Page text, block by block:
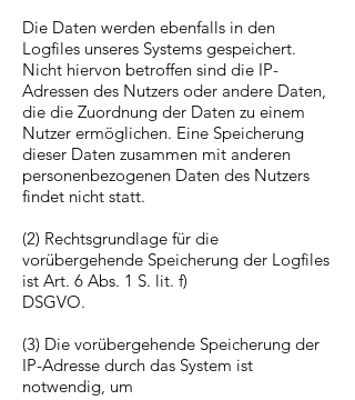
Die Daten werden ebenfalls in den
Logfiles unseres Systems gespeichert.
Nicht hiervon betroffen sind die IP-
Adressen des Nutzers oder andere Daten,
die die Zuordnung der Daten zu einem
Nutzer ermöglichen. Eine Speicherung
dieser Daten zusammen mit anderen
personenbezogenen Daten des Nutzers
findet nicht statt.
(2) Rechtsgrundlage für die
vorübergehende Speicherung der Logfiles
ist Art. 6 Abs. 1 S. lit. f)
DSGVO.
(3) Die vorübergehende Speicherung der
IP-Adresse durch das System ist
notwendig, um